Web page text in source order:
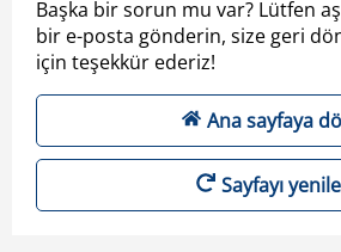
Başka bir sorun mu var? Lütfen
bir e-posta gönderin, size geri
için teşekkür ederiz!
Ana sayfaya
Sayfayı yenile